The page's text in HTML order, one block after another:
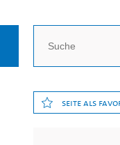
Seite als